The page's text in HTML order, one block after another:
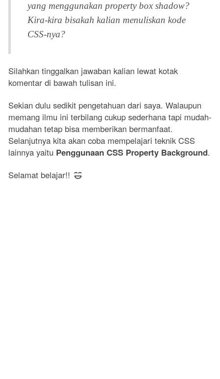
yang menggunakan propertybox shadow?
Kira-kira bisakah kalian menuliskan kode
CSS-nya?
Silahkan tinggalkan jawaban kalian lewat kotak
komentar di bawah tulisan ini.
Sekian dulu sedikit pengetahuan dari saya. Walaupun
memang ilmu ini terbilang cukup sederhana tapi mudah-
mudahan tetap bisa memberikan bermanfaat.
Selanjutnya kita akan coba mempelajari teknik CSS
lainnya yaitu Penggunaan CSS Property Background.
Selamat belajar!!